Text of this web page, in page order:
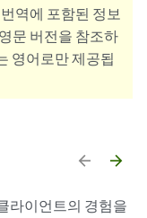
역에 포함된 정보
문 버전을 참조하
영어로만 제공됩
arrow_backward arrow_forward
라이언트의 경험을